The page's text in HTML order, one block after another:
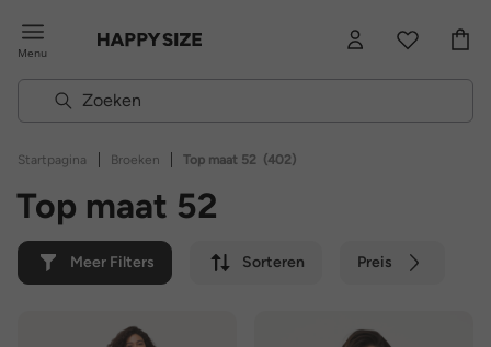
Menu
Startpagina | Broeken | Top maat 52 (402)
Top maat 52
Meer Filters Sorteren Preis